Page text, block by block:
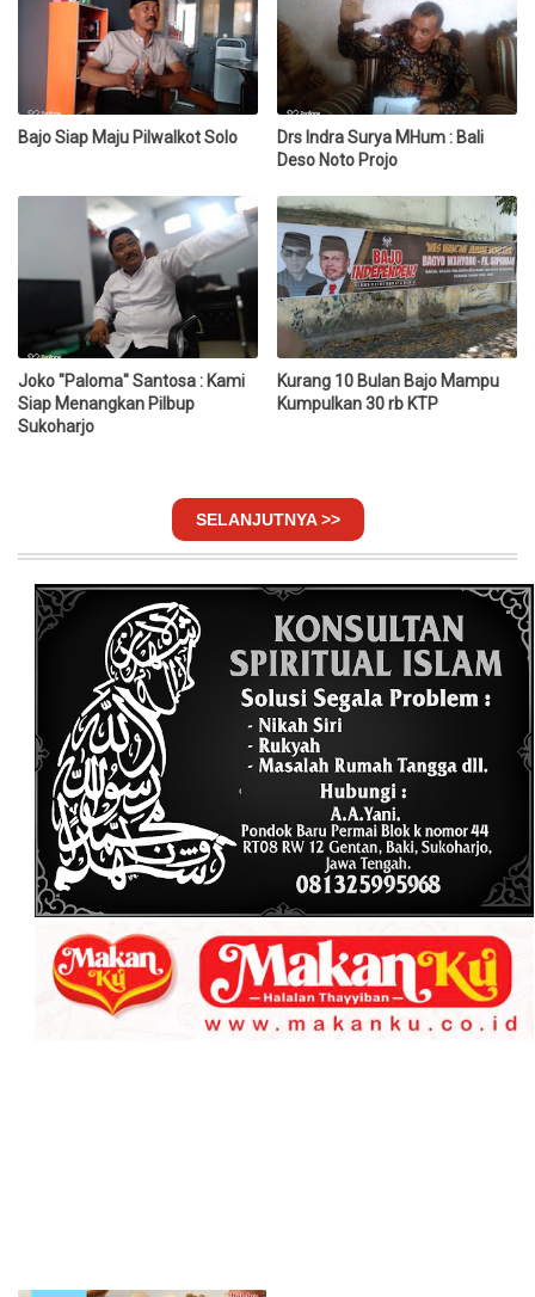
Bajo Siap Maju Pilwalkot Solo
Drs Indra Surya MHum : Bali
Deso Noto Projo
Joko "Paloma" Santosa : Kami
Siap Menangkan Pilbup
Sukoharjo
Kurang 10 Bulan Bajo Mampu
Kumpulkan 30 rb KTP
SELANJUTNYA >>